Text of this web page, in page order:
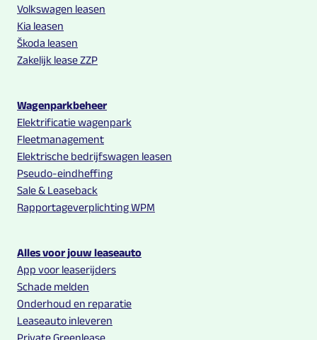
Volkswagen leasen
Kia leasen
Škoda leasen
Zakelijk lease ZZP
Wagenparkbeheer
Elektrificatie wagenpark
Fleetmanagement
Elektrische bedrijfswagen leasen
Pseudo-eindheffing
Sale & Leaseback
Rapportageverplichting WPM
Alles voor jouw leaseauto
App voor leaserijders
Schade melden
Onderhoud en reparatie
Leaseauto inleveren
Private Greenlease